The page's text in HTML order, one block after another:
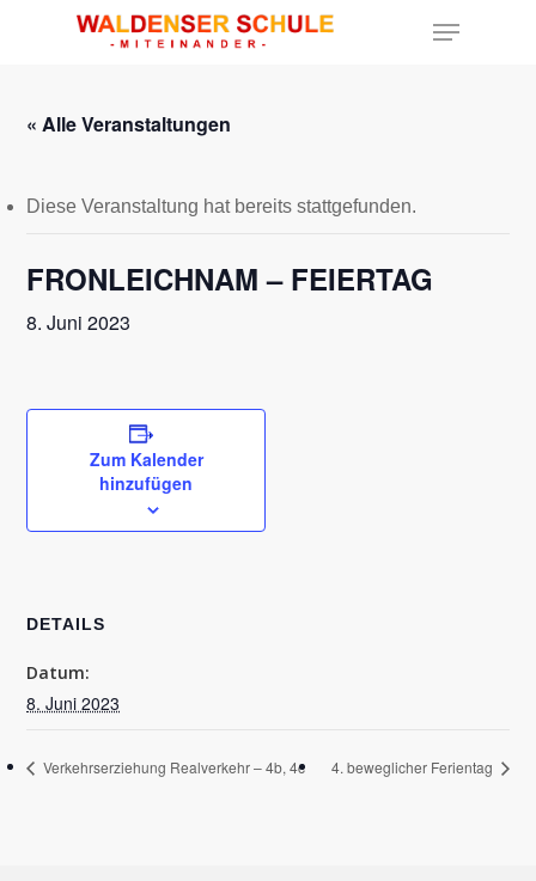
« Alle Veranstaltungen
Diese Veranstaltung hat bereits stattgefunden.
FRONLEICHNAM – FEIERTAG
8. Juni 2023
Zum Kalender
hinzufügen
DETAILS
Datum:
8. Juni 2023
Verkehrserziehung Realverkehr – 4b, 4c 4. beweglicher Ferientag